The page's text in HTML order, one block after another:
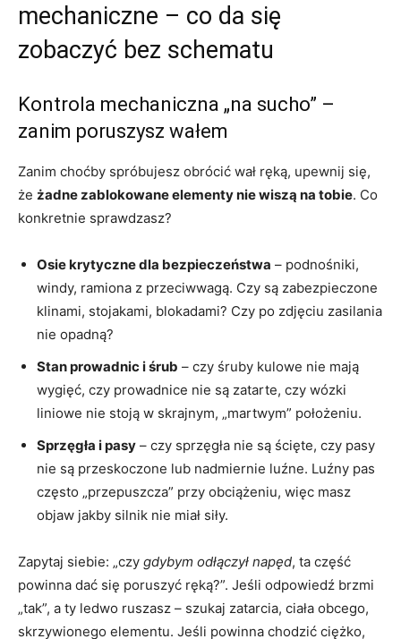
mechaniczne – co da się
zobaczyć bez schematu
Kontrola mechaniczna „na sucho” –
zanim poruszysz wałem
Zanim choćby spróbujesz obrócić wał ręką, upewnij się,
że żadne zablokowane elementy nie wiszą na tobie. Co
konkretnie sprawdzasz?
Osie krytyczne dla bezpieczeństwa – podnośniki,
windy, ramiona z przeciwwagą. Czy są zabezpieczone
klinami, stojakami, blokadami? Czy po zdjęciu zasilania
nie opadną?
Stan prowadnic i śrub – czy śruby kulowe nie mają
wygięć, czy prowadnice nie są zatarte, czy wózki
liniowe nie stoją w skrajnym, „martwym” położeniu.
Sprzęgła i pasy – czy sprzęgła nie są ścięte, czy pasy
nie są przeskoczone lub nadmiernie luźne. Luźny pas
często „przepuszcza” przy obciążeniu, więc masz
objaw jakby silnik nie miał siły.
Zapytaj siebie: „czy gdybym odłączył napęd, ta część
powinna dać się poruszyć ręką?”. Jeśli odpowiedź brzmi
„tak”, a ty ledwo ruszasz – szukaj zatarcia, ciała obcego,
skrzywionego elementu. Jeśli powinna chodzić ciężko,